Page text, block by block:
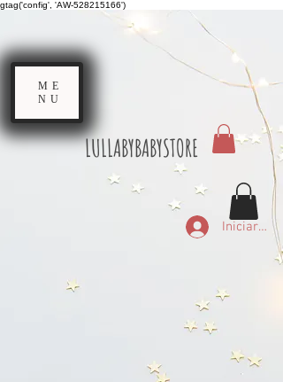
gtag('config', 'AW-528215166')
LULLABYBABYSTORE
Iniciar
ME
NU